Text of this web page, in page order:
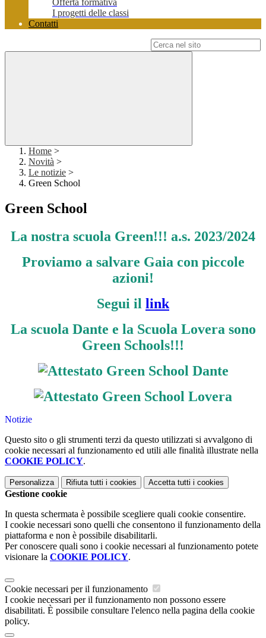
Offerta formativa
I progetti delle classi
Contatti
Home >
Novità >
Le notizie >
Green School
Green School
La nostra scuola Green!!! a.s. 2023/2024
Proviamo a salvare Gaia con piccole
azioni!
Segui il link
La scuola Dante e la Scuola Lovera sono
Green Schools!!!
Notizie
Questo sito o gli strumenti terzi da questo utilizzati si avvalgono di
cookie necessari al funzionamento ed utili alle finalità illustrate nella
COOKIE POLICY.
Personalizza Rifiuta tutti i cookies Accetta tutti i cookies
Gestione cookie
In questa schermata è possibile scegliere quali cookie consentire.
I cookie necessari sono quelli che consentono il funzionamento della
piattaforma e non è possibile disabilitarli.
Per conoscere quali sono i cookie necessari al funzionamento potete
visionare la COOKIE POLICY.
Cookie necessari per il funzionamento
I cookie necessari per il funzionamento non possono essere
disabilitati. È possibile consultare l'elenco nella pagina della cookie
policy.